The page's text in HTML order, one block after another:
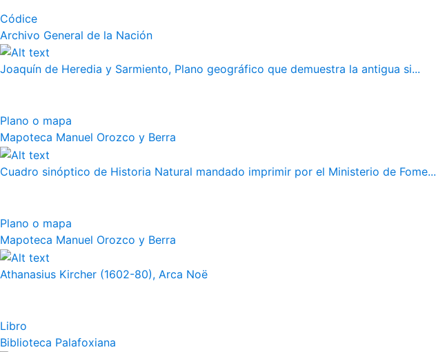
Códice
Archivo General de la Nación
Joaquín de Heredia y Sarmiento, Plano geográfico que demuestra la antigua si...
Plano o mapa
Mapoteca Manuel Orozco y Berra
Cuadro sinóptico de Historia Natural mandado imprimir por el Ministerio de Fome...
Plano o mapa
Mapoteca Manuel Orozco y Berra
Athanasius Kircher (1602-80), Arca Noë
Libro
Biblioteca Palafoxiana